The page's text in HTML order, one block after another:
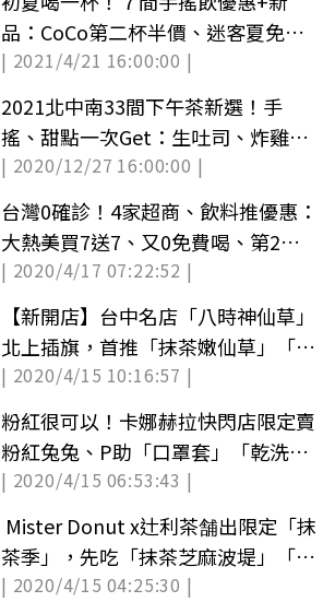
品：CoCo第二杯半價、迷客夏免費
升大杯、十杯全新型態店
| 2021/4/21 16:00:00 |
2021北中南33間下午茶新選！手
搖、甜點一次Get：生吐司、炸雞奶
蓋茶、水果花三明治
| 2020/12/27 16:00:00 |
台灣0確診！4家超商、飲料推優惠：
大熱美買7送7、又0免費喝、第2件0
元
| 2020/4/17 07:22:52 |
【新開店】台中名店「八時神仙草」
北上插旗，首推「抹茶嫩仙草」「芋
泥仙草雪花冰」
| 2020/4/15 10:16:57 |
粉紅很可以！卡娜赫拉快閃店限定賣
粉紅兔兔、P助「口罩套」「乾洗
手」
| 2020/4/15 06:53:43 |
Mister Donut x辻利茶舗出限定「抹
茶季」，先吃「抹茶芝麻波堤」「抹
茶芒果冰茶」
| 2020/4/15 04:25:30 |